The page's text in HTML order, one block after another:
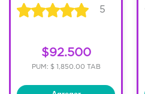
5
$92.500
PUM: $ 1,850.00 TAB